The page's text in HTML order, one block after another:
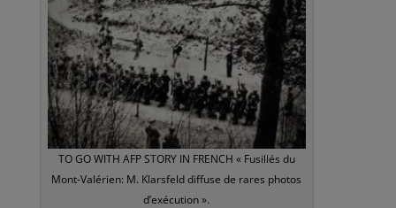
TO GO WITH AFP STORY IN FRENCH « Fusillés du
Mont-Valérien: M. Klarsfeld diffuse de rares photos
d’exécution ».